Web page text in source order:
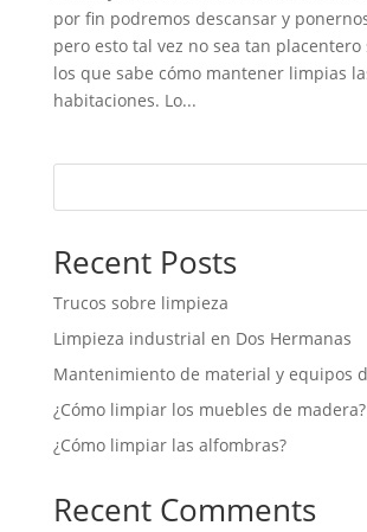
por fin podremos descansar y
pero esto tal vez no sea tan placentero
los que sabe cómo mantener limpias
habitaciones. Lo...
Recent Posts
Trucos sobre limpieza
Limpieza industrial en Dos Hermanas
Mantenimiento de material y equipos
¿Cómo limpiar los muebles de madera?
¿Cómo limpiar las alfombras?
Recent Comments